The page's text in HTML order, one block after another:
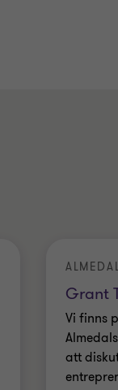
Grant
Vi finns
att